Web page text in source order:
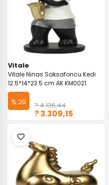
Vitale
Vitale Ninas Saksafoncu Kedi
12.5*14*23.5 cm AK.KM0021
% 20 ? 4.136,44
? 3.309,15